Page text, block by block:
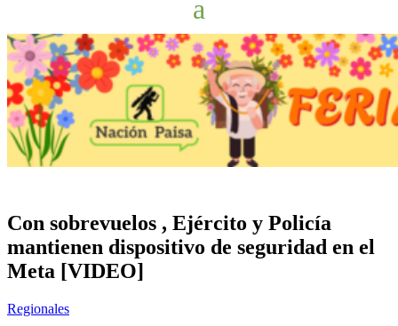
Con sobrevuelos , Ejército y Policía
mantienen dispositivo de seguridad en el
Meta [VIDEO]
Regionales